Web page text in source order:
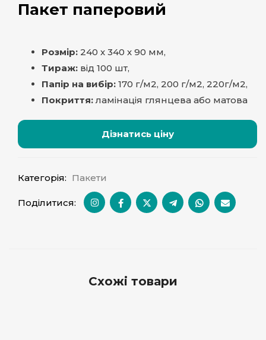
Пакет паперовий
Розмір: 240 х 340 х 90 мм,
Тираж: від 100 шт,
Папір на вибір: 170 г/м2, 200 г/м2, 220г/м2,
Покриття:ламінація глянцева або матова
Дізнатись ціну
Категорія: Пакети
Поділитися:
Схожі товари